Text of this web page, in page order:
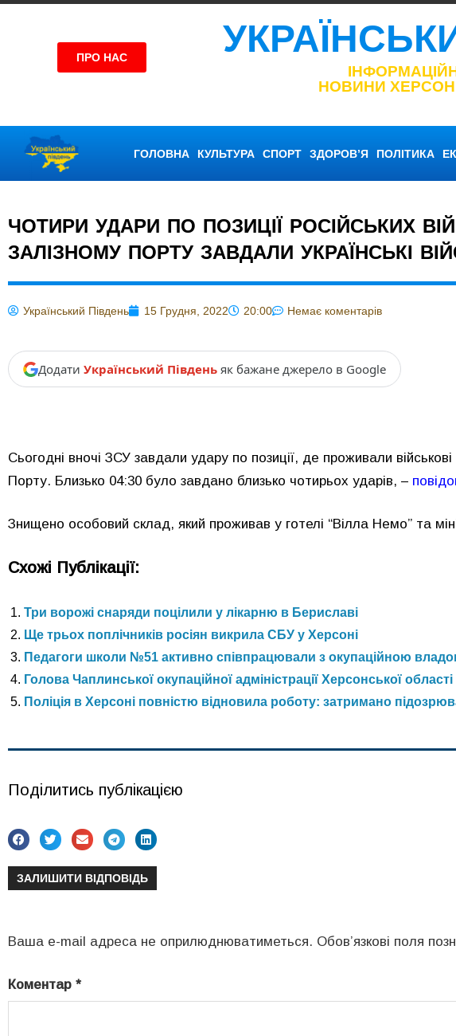
ПРО НАС
НОВИНИ
ГОЛОВНА КУЛЬТУРА СПОРТ ЗДОРОВ’Я ПОЛІТИКА
ЧОТИРИ УДАРИ ПО ПОЗИЦІЇ РОСІЙСЬКИХ
ЗАЛІЗНОМУ ПОРТУ ЗАВДАЛИ УКРАЇНСЬКІ
Український Південь 15 Грудня, 2022 20:00 Немає коментарів
Додати Український Південь як бажане джерело в Google
Сьогодні вночі ЗСУ завдали удару по позиції, де проживали
Порту. Близько 04:30 було завдано близько чотирьох ударів, –
Знищено особовий склад, який проживав у готелі “Вілла Немо” та
Схожі Публікації:
Три ворожі снаряди поцілили у лікарню в Бериславі
Ще трьох поплічників росіян викрила СБУ у Херсоні
Педагоги школи №51 активно співпрацювали з окупаційною
Голова Чаплинської окупаційної адміністрації Херсонської
Поліція в Херсоні повністю відновила роботу: затримано
Поділитись публікацією
ЗАЛИШИТИ ВІДПОВІДЬ
Ваша e-mail адреса не оприлюднюватиметься. Обов’язкові поля
Коментар *